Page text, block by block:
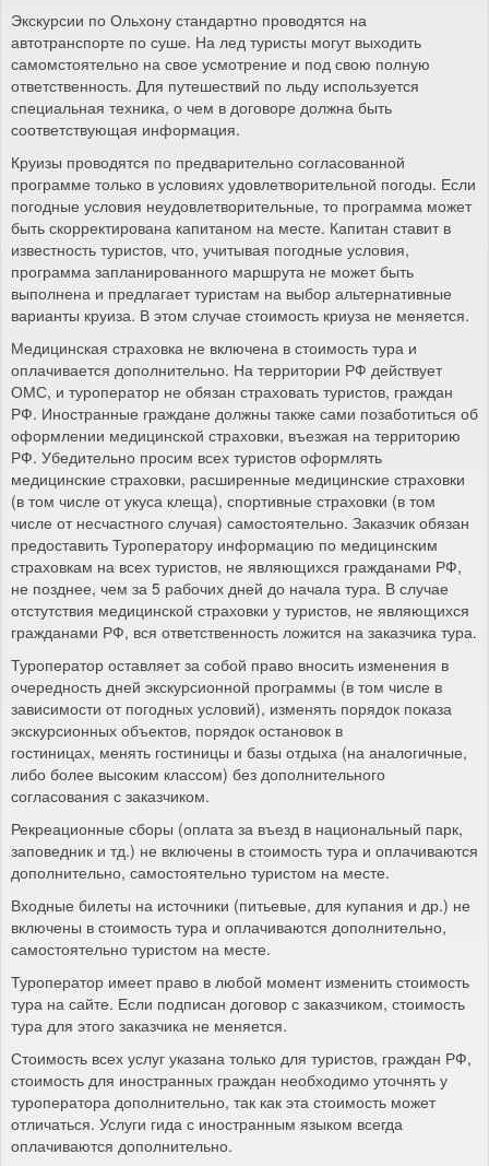
Экскурсии по Ольхону стандартно проводятся на
автотранспорте по суше. На лед туристы могут выходить
самомстоятельно на свое усмотрение и под свою полную
ответственность. Для путешествий по льду используется
специальная техника, о чем в договоре должна быть
соответствующая информация.
Круизы проводятся по предварительно согласованной
программе только в условиях удовлетворительной погоды. Если
погодные условия неудовлетворительные, то программа может
быть скорректирована капитаном на месте. Капитан ставит в
известность туристов, что, учитывая погодные условия,
программа запланированного маршрута не может быть
выполнена и предлагает туристам на выбор альтернативные
варианты круиза. В этом случае стоимость криуза не меняется.
Медицинская страховка не включена в стоимость тура и
оплачивается дополнительно. На территории РФ действует
ОМС, и туроператор не обязан страховать туристов, граждан
РФ. Иностранные граждане должны также сами позаботиться об
оформлении медицинской страховки, въезжая на территорию
РФ. Убедительно просим всех туристов оформлять
медицинские страховки, расширенные медицинские страховки
(в том числе от укуса клеща), спортивные страховки (в том
числе от несчастного случая) самостоятельно. Заказчик обязан
предоставить Туроператору информацию по медицинским
страховкам на всех туристов, не являющихся гражданами РФ,
не позднее, чем за 5 рабочих дней до начала тура. В случае
отстутствия медицинской страховки у туристов, не являющихся
гражданами РФ, вся ответственность ложится на заказчика тура.
Туроператор оставляет за собой право вносить изменения в
очередность дней экскурсионной программы (в том числе в
зависимости от погодных условий), изменять порядок показа
экскурсионных объектов, порядок остановок в
гостиницах, менять гостиницы и базы отдыха (на аналогичные,
либо более высоким классом) без дополнительного
согласования с заказчиком.
Рекреационные сборы (оплата за въезд в национальный парк,
заповедник и тд.) не включены в стоимость тура и оплачиваются
дополнительно, самостоятельно туристом на месте.
Входные билеты на источники (питьевые, для купания и др.) не
включены в стоимость тура и оплачиваются дополнительно,
самостоятельно туристом на месте.
Туроператор имеет право в любой момент изменить стоимость
тура на сайте. Если подписан договор с заказчиком, стоимость
тура для этого заказчика не меняется.
Стоимость всех услуг указана только для туристов, граждан РФ,
стоимость для иностранных граждан необходимо уточнять у
туроператора дополнительно, так как эта стоимость может
отличаться. Услуги гида с иностранным языком всегда
оплачиваются дополнительно.